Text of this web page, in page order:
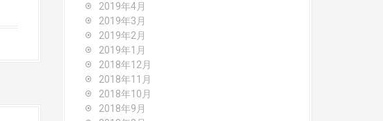
2019年4月
2019年3月
2019年2月
2019年1月
2018年12月
2018年11月
2018年10月
2018年9月